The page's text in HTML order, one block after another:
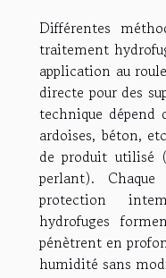
Différentes
traitement
application au
directe pour des
technique
ardoises, béton,
de produit utilisé
perlant).
protection
hydrofuges
pénètrent en
humidité sans